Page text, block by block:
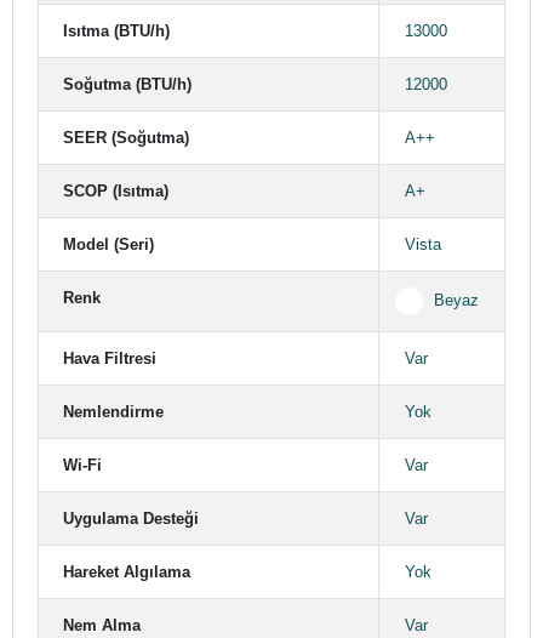
Isıtma (BTU/h) 13000
Soğutma (BTU/h) 12000
SEER (Soğutma) A++
SCOP (Isıtma) A+
Model (Seri) Vista
Renk Beyaz
Hava Filtresi Var
Nemlendirme Yok
Wi-Fi Var
Uygulama Desteği Var
Hareket Algılama Yok
Nem Alma Var